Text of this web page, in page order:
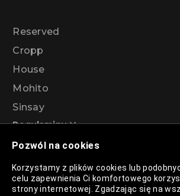
Pozwól na cookies
Korzystamy z plików cookies lub
celu zapewnienia Ci komfortowego
strony internetowej. Zgadzając się na
Reserved
Cropp
House
Mohito
Sinsay
Regulaminy
Regulamin akcji promocyjnej –
rabatowy 99%